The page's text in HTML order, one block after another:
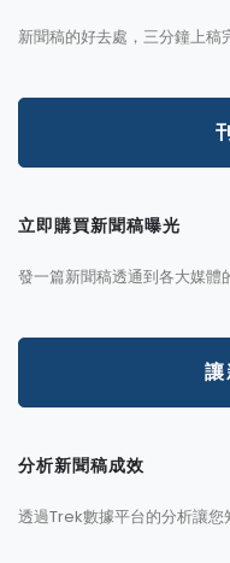
新聞稿的好去處，三分鐘上稿
立即購買新聞稿曝光
發一篇新聞稿透通到各大媒體
分析新聞稿成效
透過Trek數據平台的分析讓您